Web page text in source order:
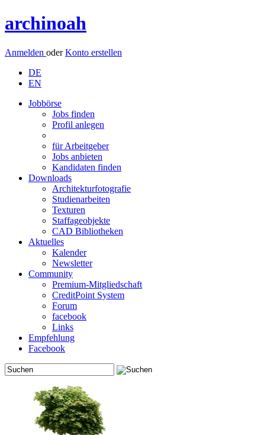
archinoah
Anmelden oderKonto erstellen
DE
EN
Jobbörse
Jobs finden
Profil anlegen
für Arbeitgeber
Jobs anbieten
Kandidaten finden
Downloads
Architekturfotografie
Studienarbeiten
Texturen
Staffageobjekte
CAD Bibliotheken
Aktuelles
Kalender
Newsletter
Community
Premium-Mitgliedschaft
CreditPoint System
Forum
facebook
Links
Empfehlung
Facebook